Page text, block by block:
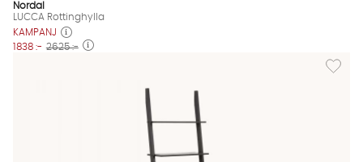
Nordal
LUCCA Rottinghylla
KAMPANJ
1838 :- 2625 :-
Lägg